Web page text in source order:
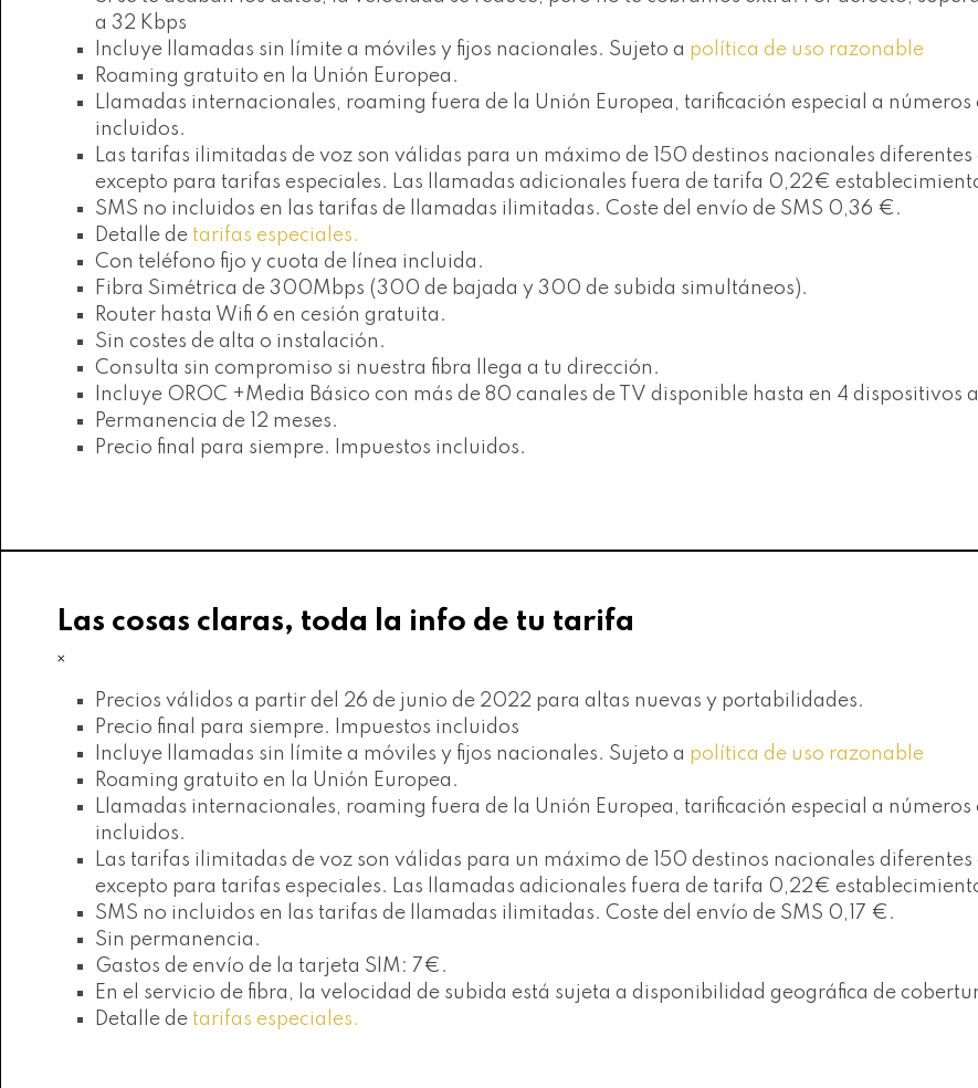
a 32 Kbps
Incluye llamadas sin límite a móviles y fijos nacionales. Sujeto a política de uso razonable
Roaming gratuito en la Unión Europea.
Llamadas internacionales, roaming fuera de la Unión Europea, tarificación especial a
incluidos.
Las tarifas ilimitadas de voz son válidas para un máximo de 150 destinos nacionales
excepto para tarifas especiales. Las llamadas adicionales fuera de tarifa 0,22€
SMS no incluidos en las tarifas de llamadas ilimitadas. Coste del envío de SMS 0,36 €.
Detalle de tarifas especiales.
Con teléfono fijo y cuota de línea incluida.
Fibra Simétrica de 300Mbps (300 de bajada y 300 de subida simultáneos).
Router hasta Wifi 6 en cesión gratuita.
Sin costes de alta o instalación.
Consulta sin compromiso si nuestra fibra llega a tu dirección.
Incluye OROC +Media Básico con más de 80 canales de TV disponible hasta en 4 dispositivos
Permanencia de 12 meses.
Precio final para siempre. Impuestos incluidos.
Las cosas claras, toda la info de tu tarifa
×
Precios válidos a partir del 26 de junio de 2022 para altas nuevas y portabilidades.
Precio final para siempre. Impuestos incluidos
Incluye llamadas sin límite a móviles y fijos nacionales. Sujeto a política de uso razonable
Roaming gratuito en la Unión Europea.
Llamadas internacionales, roaming fuera de la Unión Europea, tarificación especial a
incluidos.
Las tarifas ilimitadas de voz son válidas para un máximo de 150 destinos nacionales
excepto para tarifas especiales. Las llamadas adicionales fuera de tarifa 0,22€
SMS no incluidos en las tarifas de llamadas ilimitadas. Coste del envío de SMS 0,17 €.
Sin permanencia.
Gastos de envío de la tarjeta SIM: 7€.
En el servicio de fibra, la velocidad de subida está sujeta a disponibilidad geográfica de
Detalle de tarifas especiales.